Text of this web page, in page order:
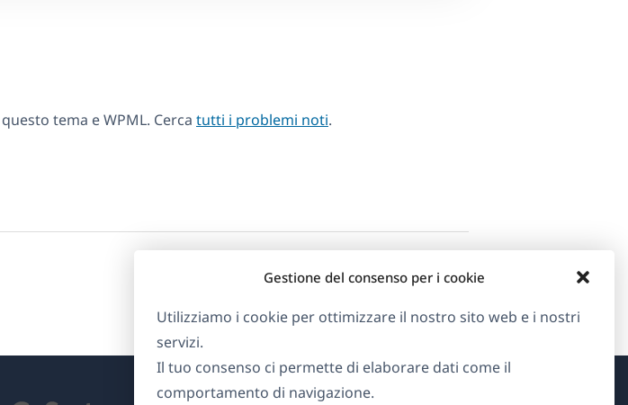
Gestione del consenso per i cookie
Utilizziamo i cookie per ottimizzare il nostro sito web e i nostri
servizi.
Il tuo consenso ci permette di elaborare dati come il
comportamento di navigazione.
tema e WPML. Cerca tutti i problemi noti.